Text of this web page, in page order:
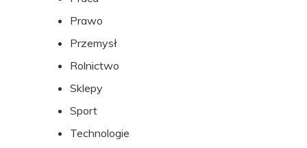
Prawo
Przemysł
Rolnictwo
Sklepy
Sport
Technologie